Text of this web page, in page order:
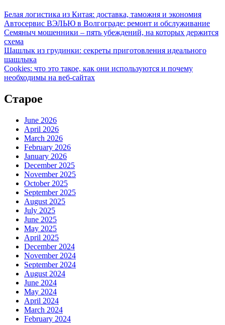
Белая логистика из Китая: доставка, таможня и экономия
Автосервис ВЭЛЬЮ в Волгограде: ремонт и обслуживание
Семяныч мошенники – пять убеждений, на которых держится
схема
Шашлык из грудинки: секреты приготовления идеального
шашлыка
Cookies: что это такое, как они используются и почему
необходимы на веб-сайтах
Старое
June 2026
April 2026
March 2026
February 2026
January 2026
December 2025
November 2025
October 2025
September 2025
August 2025
July 2025
June 2025
May 2025
April 2025
December 2024
November 2024
September 2024
August 2024
June 2024
May 2024
April 2024
March 2024
February 2024